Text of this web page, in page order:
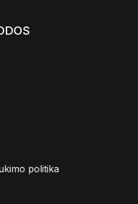
politika